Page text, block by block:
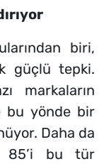
biri,
güçlü tepki.
markaların
bu yönde bir
Daha da
85’i bu tür